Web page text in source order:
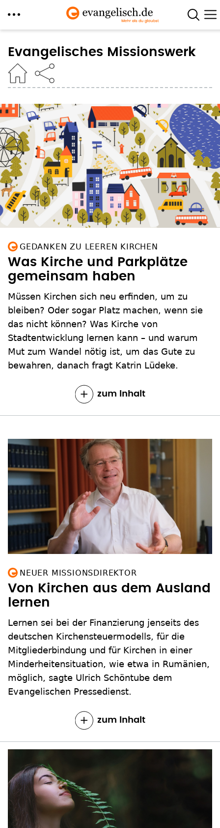
zum
Inhalt
Evangelisches Missionswerk
GEDANKEN ZU LEEREN KIRCHEN
Was Kirche und Parkplätze
gemeinsam haben
Müssen Kirchen sich neu erfinden, um zu
bleiben? Oder sogar Platz machen, wenn sie
das nicht können? Was Kirche von
Stadtentwicklung lernen kann – und warum
Mut zum Wandel nötig ist, um das Gute zu
bewahren, danach fragt Katrin Lüdeke.
zum Inhalt
NEUER MISSIONSDIREKTOR
Von Kirchen aus dem Ausland
lernen
Lernen sei bei der Finanzierung jenseits des
deutschen Kirchensteuermodells, für die
Mitgliederbindung und für Kirchen in einer
Minderheitensituation, wie etwa in Rumänien,
möglich, sagte Ulrich Schöntube dem
Evangelischen Pressedienst.
zum Inhalt